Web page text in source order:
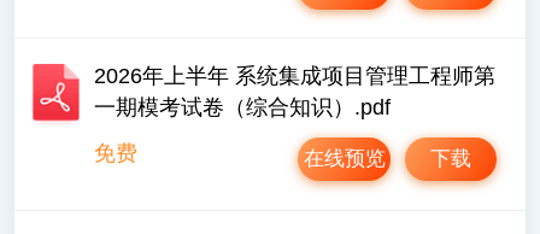
2026年上半年 系统集成项目管理工程师第
一期模考试卷（综合知识）.pdf
免费
下载
在线预览